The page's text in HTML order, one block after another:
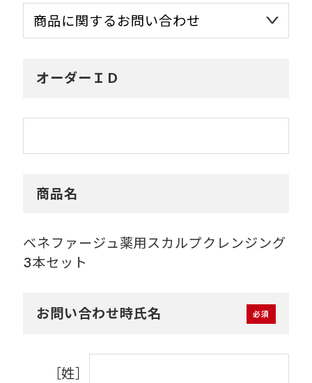
オーダーＩＤ
商品名
ベネファージュ薬用スカルプクレンジング
3本セット
お問い合わせ時氏名
［姓］